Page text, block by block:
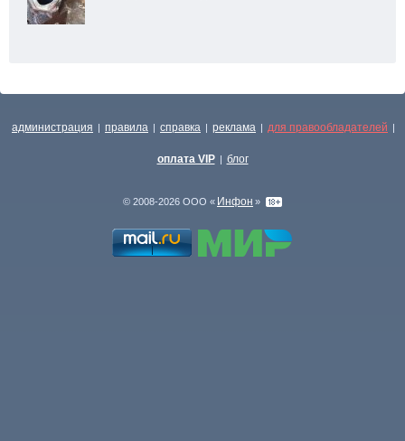
администрация | правила | справка | реклама | для правообладателей |
оплата VIP | блог
© 2008-2026 ООО « Инфон »